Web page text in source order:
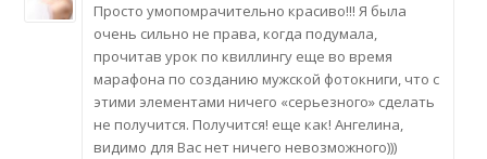
Просто умопомрачительно красиво!!! Я была
очень сильно не права, когда подумала,
прочитав урок по квиллингу еще во время
марафона по созданию мужской фотокниги, что с
этими элементами ничего «серьезного» сделать
не получится. Получится! еще как! Ангелина,
видимо для Вас нет ничего невозможного)))